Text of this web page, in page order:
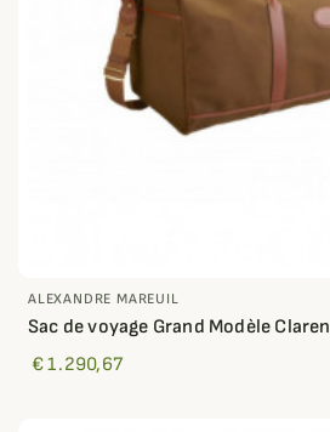
ALEXANDRE MAREUIL
Sac de voyage Grand Modèle
€ 1.290,67